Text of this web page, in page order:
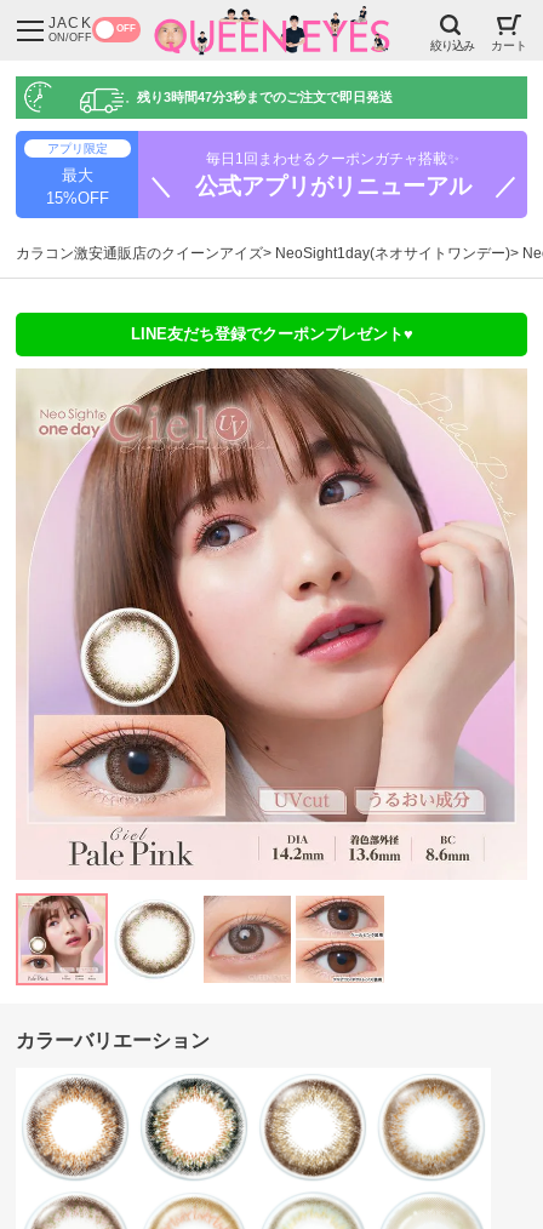
JACK
ON/OFF
OFF
絞り込み カート
残り3時間47分2秒までのご注文で即日発送
アプリ限定
最大
15%OFF
毎日1回まわせるクーポンガチャ搭載✨
＼ 公式アプリがリニューアル ／
カラコン激安通販店のクイーンアイズ NeoSight1day(ネオサイトワンデー)
LINE友だち登録でクーポンプレゼント♥
カラーバリエーション